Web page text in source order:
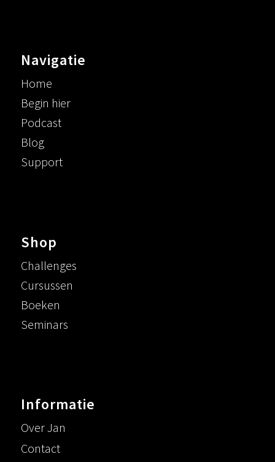
Navigatie
Home
Begin hier
Podcast
Blog
Support
Shop
Challenges
Cursussen
Boeken
Seminars
Informatie
Over Jan
Contact